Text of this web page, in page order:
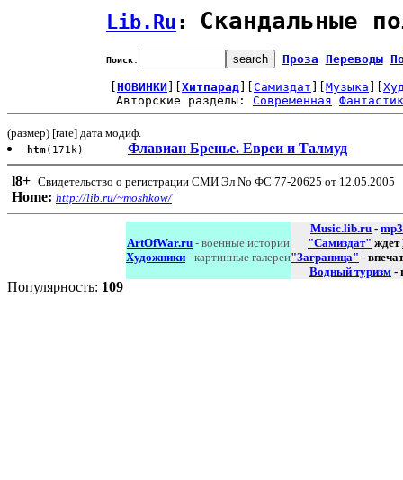
Lib.Ru : Скандальные
Поиск: Проза Переводы
НОВИНКИ Хитпарад Самиздат Музыка
Авторские разделы: Современная
(размер) [rate] дата модиф.
htm(171k) Флавиан Бренье. Евреи и Талмуд
l8+ Свидетельство о регистрации СМИ Эл No ФС 77-20625 от 12.05.2005
Home: http://lib.ru/~moshkow/
ArtOfWar.ru - военные истории
Художники - картинные галереи
Music.lib.ru - mp3
"Самиздат" ждет
"Заграница" -
Водный туризм -
Популярность: 109